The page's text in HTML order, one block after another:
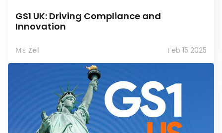
GS1 UK: Driving Compliance and
Innovation
Με Zel Feb 15 2025